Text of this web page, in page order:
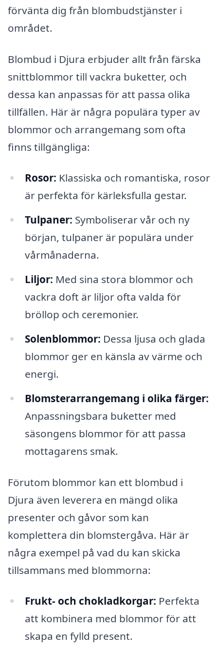
förvänta dig från blombudstjänster i
området.
Blombud i Djura erbjuder allt från färska
snittblommor till vackra buketter, och
dessa kan anpassas för att passa olika
tillfällen. Här är några populära typer av
blommor och arrangemang som ofta
finns tillgängliga:
Rosor: Klassiska och romantiska, rosor
är perfekta för kärleksfulla gestar.
Tulpaner: Symboliserar vår och ny
början, tulpaner är populära under
vårmånaderna.
Liljor: Med sina stora blommor och
vackra doft är liljor ofta valda för
bröllop och ceremonier.
Solenblommor: Dessa ljusa och glada
blommor ger en känsla av värme och
energi.
Blomsterarrangemang i olika färger:
Anpassningsbara buketter med
säsongens blommor för att passa
mottagarens smak.
Förutom blommor kan ett blombud i
Djura även leverera en mängd olika
presenter och gåvor som kan
komplettera din blomstergåva. Här är
några exempel på vad du kan skicka
tillsammans med blommorna:
Frukt- och chokladkorgar: Perfekta
att kombinera med blommor för att
skapa en fylld present.